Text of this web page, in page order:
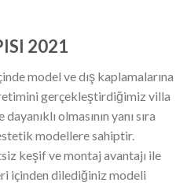
2021
model ve dış kaplamalarına
gerçekleştirdiğimiz villa
olmasının yanı sıra
modellere sahiptir.
keşif ve montaj avantajı ile
içinden dilediğiniz modeli